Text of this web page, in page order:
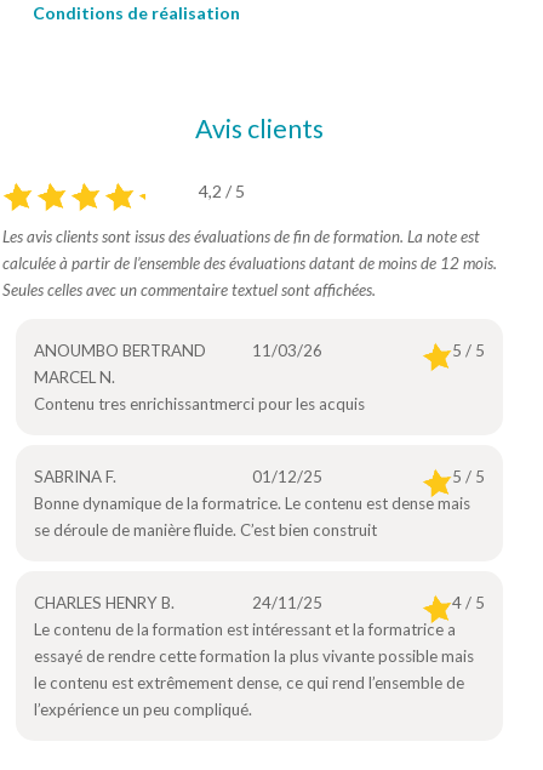
Conditions de réalisation
Avis clients
4,2 / 5
Les avis clients sont issus des évaluations de fin de formation. La note est
calculée à partir de l’ensemble des évaluations datant de moins de 12 mois.
Seules celles avec un commentaire textuel sont affichées.
ANOUMBO BERTRAND
MARCEL N.
11/03/26 5 / 5
Contenu tres enrichissantmerci pour les acquis
SABRINA F. 01/12/25
5 / 5
Bonne dynamique de la formatrice. Le contenu est dense mais
se déroule de manière fluide. C’est bien construit
CHARLES HENRY B. 24/11/25
4 / 5
Le contenu de la formation est intéressant et la formatrice a
essayé de rendre cette formation la plus vivante possible mais
le contenu est extrêmement dense, ce qui rend l’ensemble de
l’expérience un peu compliqué.